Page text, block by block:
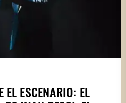
EL ESCENARIO: EL